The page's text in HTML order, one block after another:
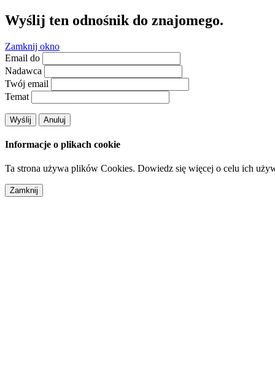
Wyślij ten odnośnik do znajomego.
Zamknij okno
Email do
Nadawca
Twój email
Temat
Wyślij Anuluj
Informacje o plikach cookie
Ta strona używa plików Cookies. Dowiedz się więcej o celu ich